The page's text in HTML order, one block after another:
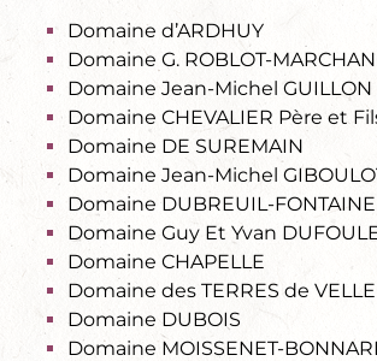
Domaine d’ARDHUY
Domaine G. ROBLOT-
Domaine Jean-Michel GUILLON
Domaine CHEVALIER Père et
Domaine DE SUREMAIN
Domaine Jean-Michel
Domaine DUBREUIL-FONTAINE
Domaine Guy Et Yvan
Domaine CHAPELLE
Domaine des TERRES de VELLE
Domaine DUBOIS
Domaine MOISSENET-